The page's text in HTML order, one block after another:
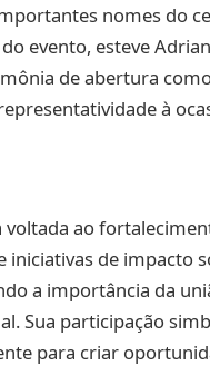
nomes do
evento, esteve
de abertura
à
ao
iniciativas de impacto
a importância da
Sua participação
para criar